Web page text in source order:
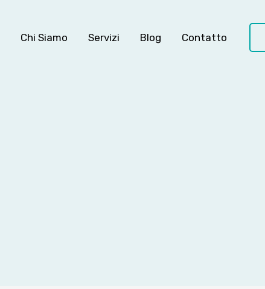
Chi Siamo Servizi Blog Contatto